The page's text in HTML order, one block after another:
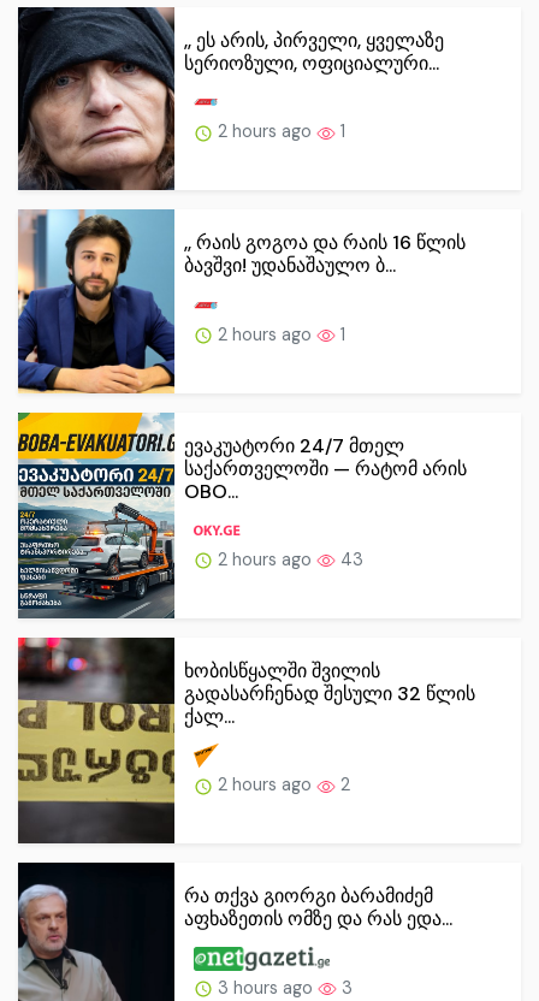
,, ეს არის, პირველი, ყველაზე
სერიოზული, ოფიციალური...
2 hours ago 1
,, რაის გოგოა და რაის 16 წლის
ბავშვი! უდანაშაულო ბ...
2 hours ago 1
ევაკუატორი 24/7 მთელ
საქართველოში — რატომ არის
OBO...
2 hours ago 43
ხობისწყალში შვილის
გადასარჩენად შესული 32 წლის
ქალ...
2 hours ago 2
რა თქვა გიორგი ბარამიძემ
აფხაზეთის ომზე და რას ედა...
3 hours ago 3